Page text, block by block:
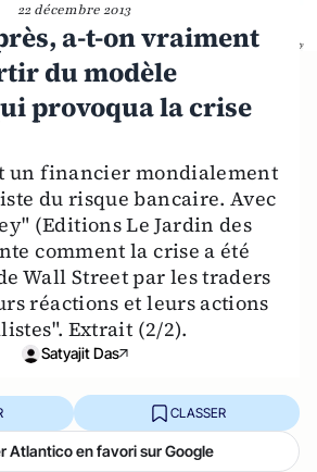
22 décembre 2013
a-t-on vraiment
du modèle
provoqua la crise
un financier mondialement
du risque bancaire. Avec
(Editions Le Jardin des
comment la crise a été
Wall Street par les traders
réactions et leurs actions
Extrait (2/2).
Satyajit Das
CLASSER
Atlantico en favori sur Google